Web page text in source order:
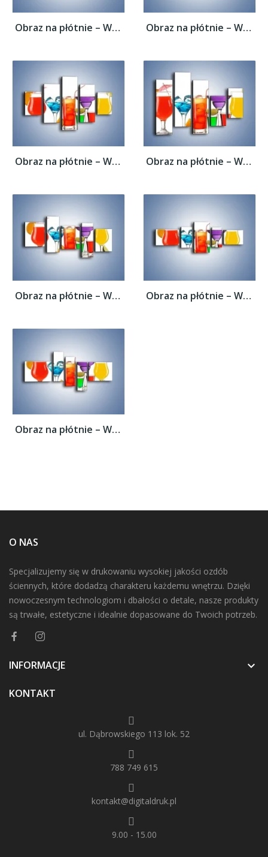
Obraz na płótnie – Wakacyjne party z... Obraz na płótnie – Wakacyjne party z...
Obraz na płótnie – Wakacyjne party z... Obraz na płótnie – Wakacyjne party z...
Obraz na płótnie – Wakacyjne party z... Obraz na płótnie – Wakacyjne party z...
Obraz na płótnie – Wakacyjne party z...
O NAS
Specjalizujemy się w drukowaniu wysokiej jakości ozdób
ściennych, które dodadzą charakteru każdemu wnętrzu. Dzięki
nowoczesnym technologiom i dbałości o detale, nasze produkty
są trwałe, estetyczne i idealnie dopasowane do Twoich potrzeb.
INFORMACJE 
KONTAKT
ul. Dąbrowskiego 113 lok. 52
788 749 615
kontakt@digitaldruk.pl
9.00 - 15.00